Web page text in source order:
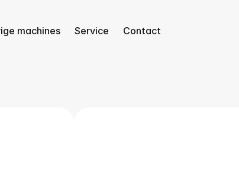
machines Service Contact